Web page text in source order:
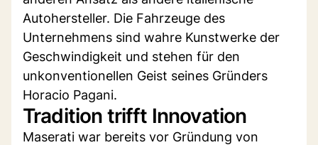
Autohersteller. Die Fahrzeuge des
Unternehmens sind wahre Kunstwerke der
Geschwindigkeit und stehen für den
unkonventionellen Geist seines Gründers
Horacio Pagani.
Tradition trifft Innovation
Maserati war bereits vor Gründung von